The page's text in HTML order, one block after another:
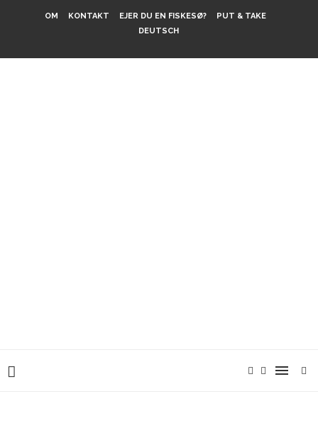
OM KONTAKT EJER DU EN FISKESØ?
PUT & TAKE
DEUTSCH